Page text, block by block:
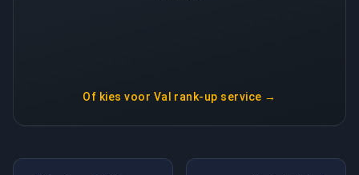
Of kies voor Val rank-up service →